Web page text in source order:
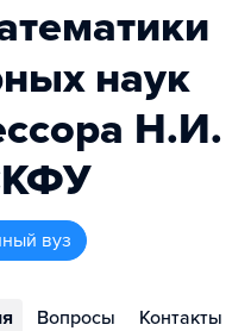
наук
Н.И.
вуз
Вопросы Контакты